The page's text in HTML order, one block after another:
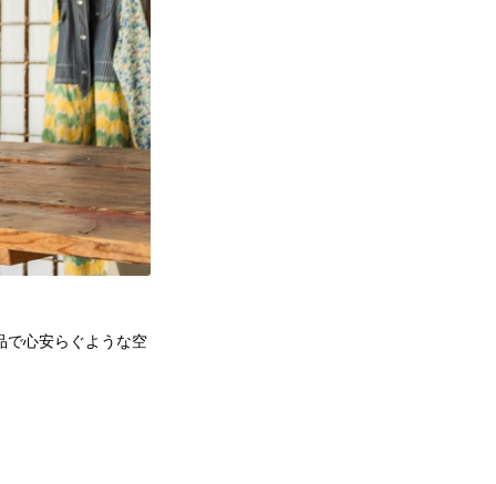
で心安らぐような空